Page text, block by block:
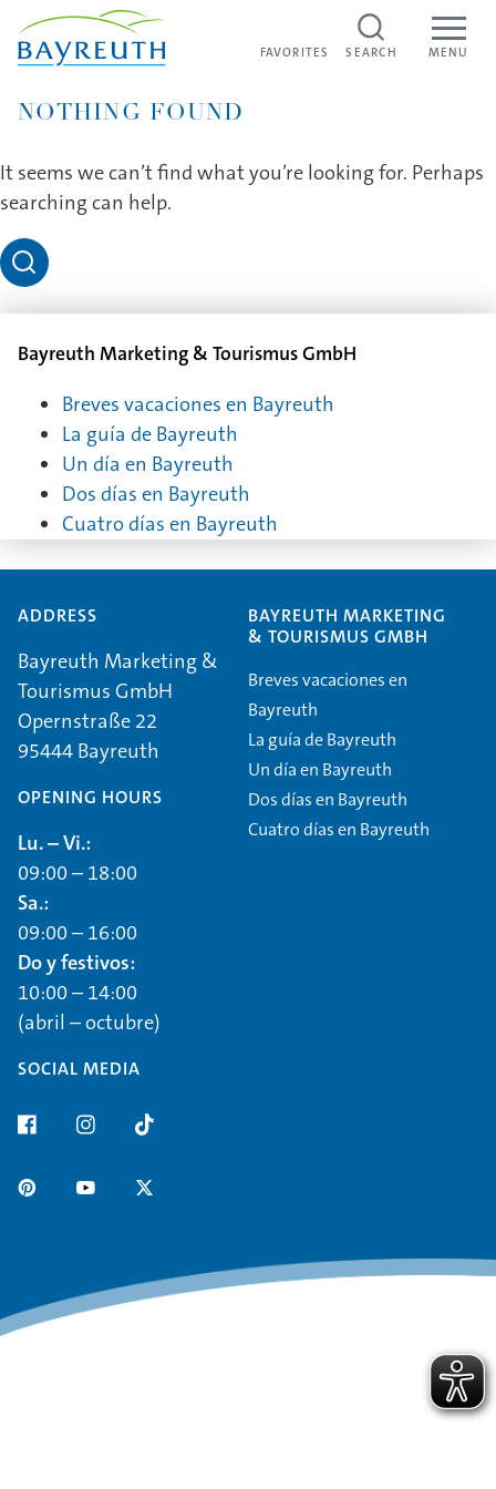
Skip to content
MENU
SEARCH
FAVORITES
NOTHING FOUND
It seems we can’t find what you’re looking for. Perhaps
searching can help.
Bayreuth Marketing & Tourismus GmbH
Breves vacaciones en Bayreuth
La guía de Bayreuth
Un día en Bayreuth
Dos días en Bayreuth
Cuatro días en Bayreuth
ADDRESS
Bayreuth Marketing &
Tourismus GmbH
Opernstraße 22
95444 Bayreuth
OPENING HOURS
Lu. – Vi.:
09:00 – 18:00
Sa.:
09:00 – 16:00
Do y festivos:
10:00 – 14:00
(abril – octubre)
SOCIAL MEDIA
BAYREUTH MARKETING
& TOURISMUS GMBH
Breves vacaciones en
Bayreuth
La guía de Bayreuth
Un día en Bayreuth
Dos días en Bayreuth
Cuatro días en Bayreuth